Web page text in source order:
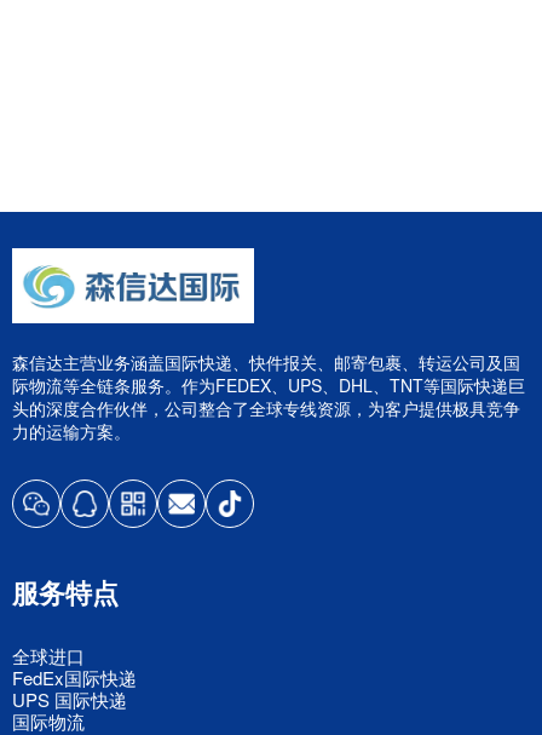
森信达主营业务涵盖国际快递、快件报关、邮寄包裹、转运公司及国
际物流等全链条服务。作为FEDEX、UPS、DHL、TNT等国际快递巨
头的深度合作伙伴，公司整合了全球专线资源，为客户提供极具竞争
力的运输方案。
服务特点
全球进口
FedEx国际快递
UPS 国际快递
国际物流